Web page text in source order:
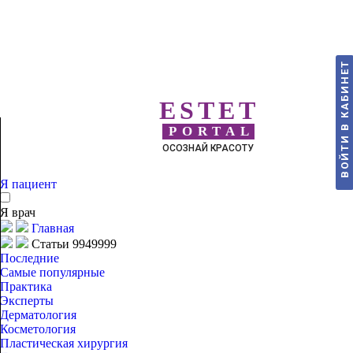
ESTET
PORTAL
ОСОЗНАЙ КРАСОТУ
Я пациент
Я врач
Главная
Статьи 9949999
Последние
Самые популярные
Практика
Эксперты
Дерматология
Косметология
Пластическая хирургия
ВОЙТИ В КАБИНЕТ